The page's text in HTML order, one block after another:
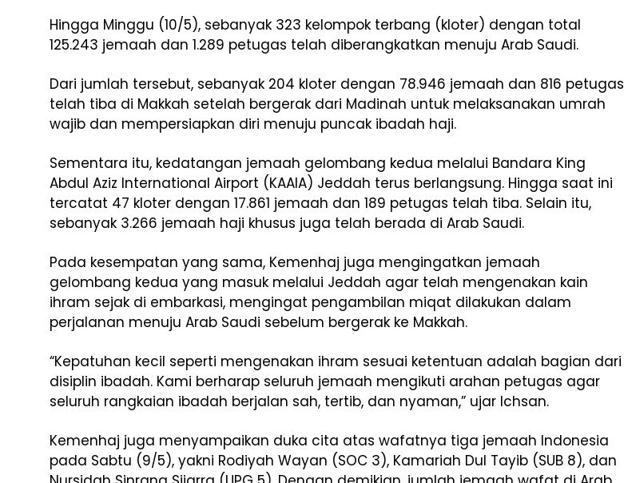
Hingga Minggu (10/5), sebanyak 323 kelompok terbang (kloter) dengan total
125.243 jemaah dan 1.289 petugas telah diberangkatkan menuju Arab Saudi.
Dari jumlah tersebut, sebanyak 204 kloter dengan 78.946 jemaah dan 816 petugas
telah tiba di Makkah setelah bergerak dari Madinah untuk melaksanakan umrah
wajib dan mempersiapkan diri menuju puncak ibadah haji.
Sementara itu, kedatangan jemaah gelombang kedua melalui Bandara King
Abdul Aziz International Airport (KAAIA) Jeddah terus berlangsung. Hingga saat ini
tercatat 47 kloter dengan 17.861 jemaah dan 189 petugas telah tiba. Selain itu,
sebanyak 3.266 jemaah haji khusus juga telah berada di Arab Saudi.
Pada kesempatan yang sama, Kemenhaj juga mengingatkan jemaah
gelombang kedua yang masuk melalui Jeddah agar telah mengenakan kain
ihram sejak di embarkasi, mengingat pengambilan miqat dilakukan dalam
perjalanan menuju Arab Saudi sebelum bergerak ke Makkah.
“Kepatuhan kecil seperti mengenakan ihram sesuai ketentuan adalah bagian dari
disiplin ibadah. Kami berharap seluruh jemaah mengikuti arahan petugas agar
seluruh rangkaian ibadah berjalan sah, tertib, dan nyaman,” ujar Ichsan.
Kemenhaj juga menyampaikan duka cita atas wafatnya tiga jemaah Indonesia
pada Sabtu (9/5), yakni Rodiyah Wayan (SOC 3), Kamariah Dul Tayib (SUB 8), dan